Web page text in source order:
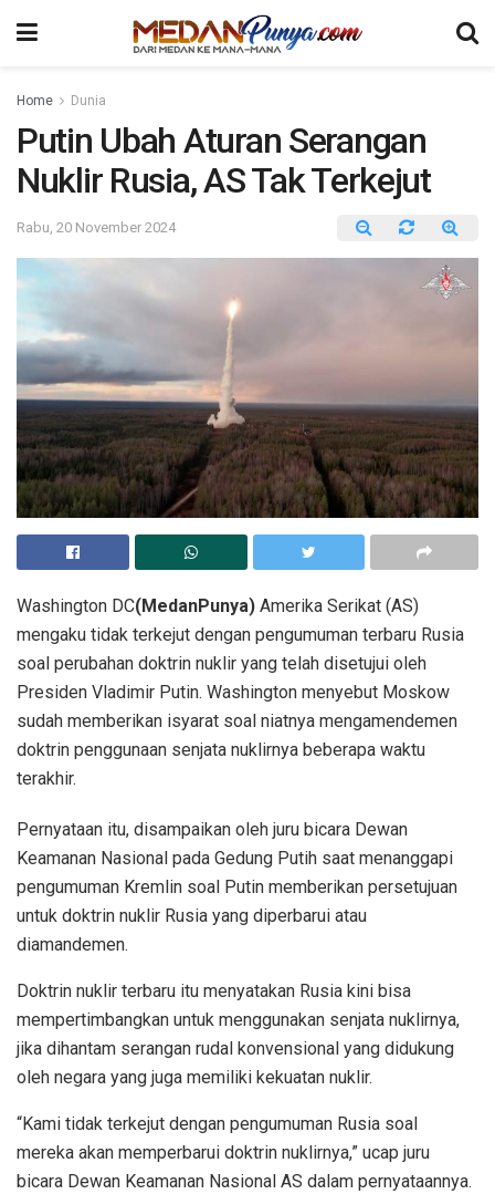
Home Dunia
Putin Ubah Aturan Serangan
Nuklir Rusia, AS Tak Terkejut
Rabu, 20 November 2024
Washington DC(MedanPunya) Amerika Serikat (AS)
mengaku tidak terkejut dengan pengumuman terbaru Rusia
soal perubahan doktrin nuklir yang telah disetujui oleh
Presiden Vladimir Putin. Washington menyebut Moskow
sudah memberikan isyarat soal niatnya mengamendemen
doktrin penggunaan senjata nuklirnya beberapa waktu
terakhir.
Pernyataan itu, disampaikan oleh juru bicara Dewan
Keamanan Nasional pada Gedung Putih saat menanggapi
pengumuman Kremlin soal Putin memberikan persetujuan
untuk doktrin nuklir Rusia yang diperbarui atau
diamandemen.
Doktrin nuklir terbaru itu menyatakan Rusia kini bisa
mempertimbangkan untuk menggunakan senjata nuklirnya,
jika dihantam serangan rudal konvensional yang didukung
oleh negara yang juga memiliki kekuatan nuklir.
“Kami tidak terkejut dengan pengumuman Rusia soal
mereka akan memperbarui doktrin nuklirnya,” ucap juru
bicara Dewan Keamanan Nasional AS dalam pernyataannya.